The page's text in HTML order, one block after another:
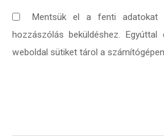
Mentsük el a fenti adatokat
hozzászólás beküldéshez.
weboldal sütiket tárol a